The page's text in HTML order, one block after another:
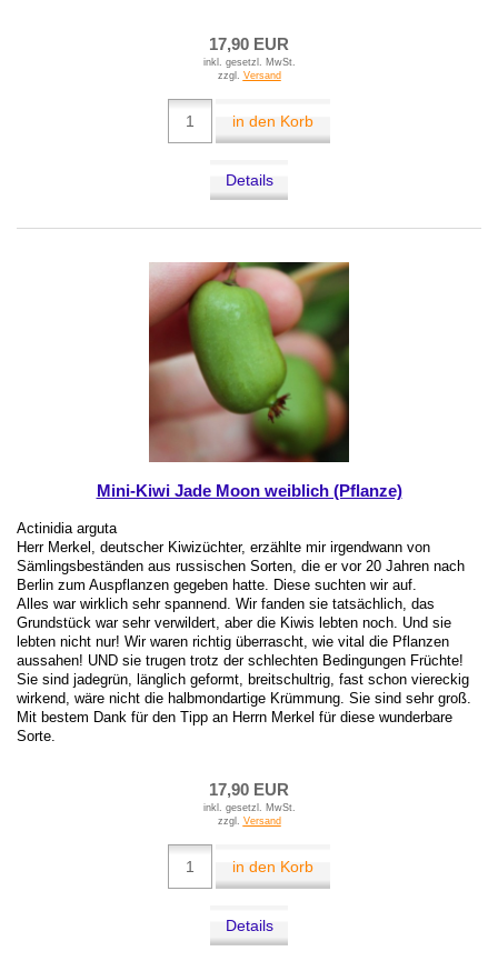
17,90 EUR
inkl. gesetzl. MwSt.
zzgl. Versand
in den Korb
Details
Mini-Kiwi Jade Moon weiblich (Pflanze)
Actinidia arguta
Herr Merkel, deutscher Kiwizüchter, erzählte mir irgendwann von
Sämlingsbeständen aus russischen Sorten, die er vor 20 Jahren nach
Berlin zum Auspflanzen gegeben hatte. Diese suchten wir auf.
Alles war wirklich sehr spannend. Wir fanden sie tatsächlich, das
Grundstück war sehr verwildert, aber die Kiwis lebten noch. Und sie
lebten nicht nur! Wir waren richtig überrascht, wie vital die Pflanzen
aussahen! UND sie trugen trotz der schlechten Bedingungen Früchte!
Sie sind jadegrün, länglich geformt, breitschultrig, fast schon viereckig
wirkend, wäre nicht die halbmondartige Krümmung. Sie sind sehr groß.
Mit bestem Dank für den Tipp an Herrn Merkel für diese wunderbare
Sorte.
17,90 EUR
inkl. gesetzl. MwSt.
zzgl. Versand
in den Korb
Details